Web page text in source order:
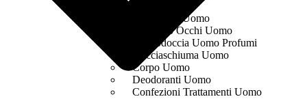
Anticaduta Uomo
Contorno Occhi Uomo
Bagnodoccia Uomo Profumi
Docciaschiuma Uomo
Corpo Uomo
Deodoranti Uomo
Confezioni Trattamenti Uomo